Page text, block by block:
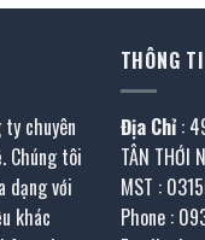
chuyên
Chúng tôi
dạng với
khác
THÔNG
Địa Chỉ :
TÂN THỚI
MST :
Phone :